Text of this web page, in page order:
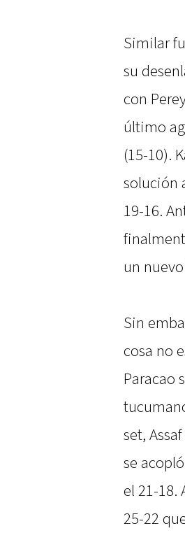
Similar
su
con
último
(15-10).
solución
19-16.
un
Sin
cosa no
Paracao
set,
se
el 21-18.
25-22